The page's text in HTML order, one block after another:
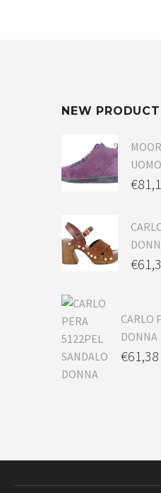
NEW
UOMO
€
€
CARLO
DONNA
€61,38